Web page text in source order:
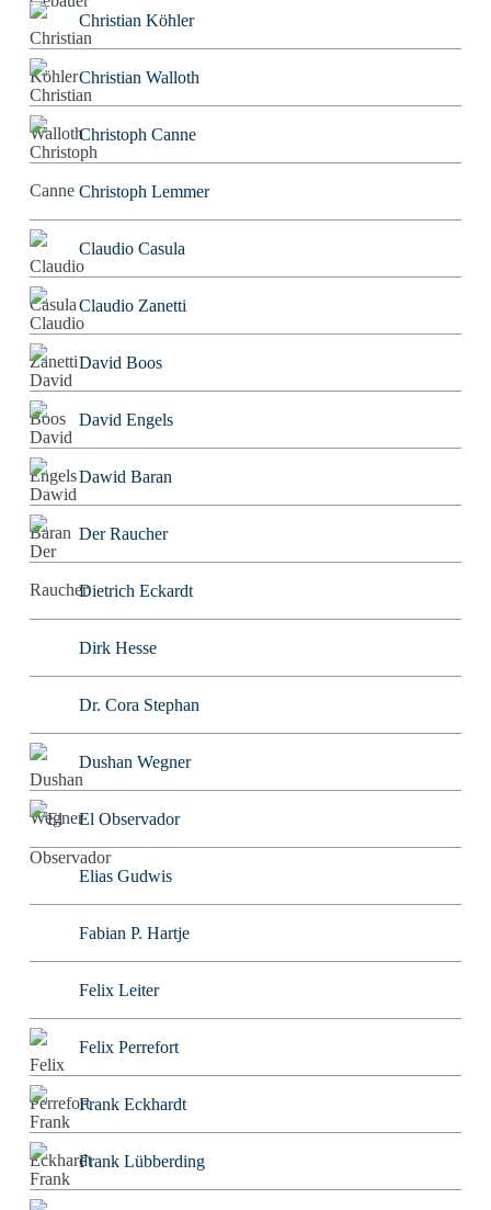
Christian Köhler
Christian Walloth
Christoph Canne
Christoph Lemmer
Claudio Casula
Claudio Zanetti
David Boos
David Engels
Dawid Baran
Der Raucher
Dietrich Eckardt
Dirk Hesse
Dr. Cora Stephan
Dushan Wegner
El Observador
Elias Gudwis
Fabian P. Hartje
Felix Leiter
Felix Perrefort
Frank Eckhardt
Frank Lübberding